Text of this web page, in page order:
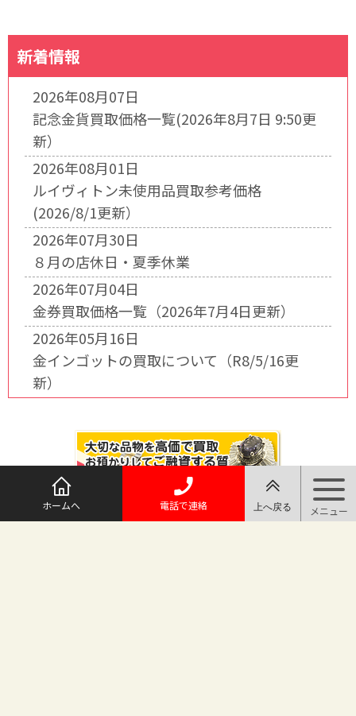
新着情報
2026年08月07日
記念金貨買取価格一覧(2026年8月7日 9:50更
新）
2026年08月01日
ルイヴィトン未使用品買取参考価格
(2026/8/1更新）
2026年07月30日
８月の店休日・夏季休業
2026年07月04日
金券買取価格一覧（2026年7月4日更新）
2026年05月16日
金インゴットの買取について（R8/5/16更
新）
ホームへ 電話で連絡